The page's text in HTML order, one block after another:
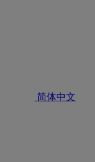
简体中文